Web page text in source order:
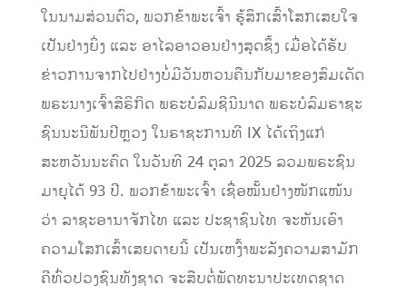
ໃນນາມສ່ວນຕົວ, ພວກຂ້າພະເຈົ້າ ຮູ້ສຶກເສົ້າໂສກເສຍໃຈ
ເປັນຢ່າງຍິ່ງ ແລະ ອາໄລອາວອນຢ່າງສຸດຊຶ້ງ ເມື່ອໄດ້ຮັບ
ຂ່າວການຈາກໄປຢ່າງບໍ່ມີວັນຫວນຄືນກັບມາຂອງສົມເດັດ
ພຣະນາງເຈົ້າສີຣິກິດ ພຣະບໍລົມຊີນີນາດ ພຣະບໍລົມຣາຊະ
ຊົນນະນີພັນປີຫຼວງ ໃນຣາຊະການທີ IX ໄດ້ເຖິງແກ່
ສະຫວັນນະຄົດ ໃນວັນທີ 24 ຕຸລາ 2025 ລວມພຣະຊົນ
ມາຍຸໄດ້ 93 ປີ. ພວກຂ້າພະເຈົ້າ ເຊື່ອໝັ້ນຢ່າງໜັກແໜ້ນ
ວ່າ ລາຊະອານາຈັກໄທ ແລະ ປະຊາຊົນໄທ ຈະຫັນເອົາ
ຄວາມໂສກເສົ້າເສຍດາຍນີ້ ເປັນເຫງົ້າພະລັງຄວາມສາມັກ
ຄີທົ່ວປວງຊົນທັງຊາດ ຈະສືບຕໍ່ພັດທະນາປະເທດຊາດ